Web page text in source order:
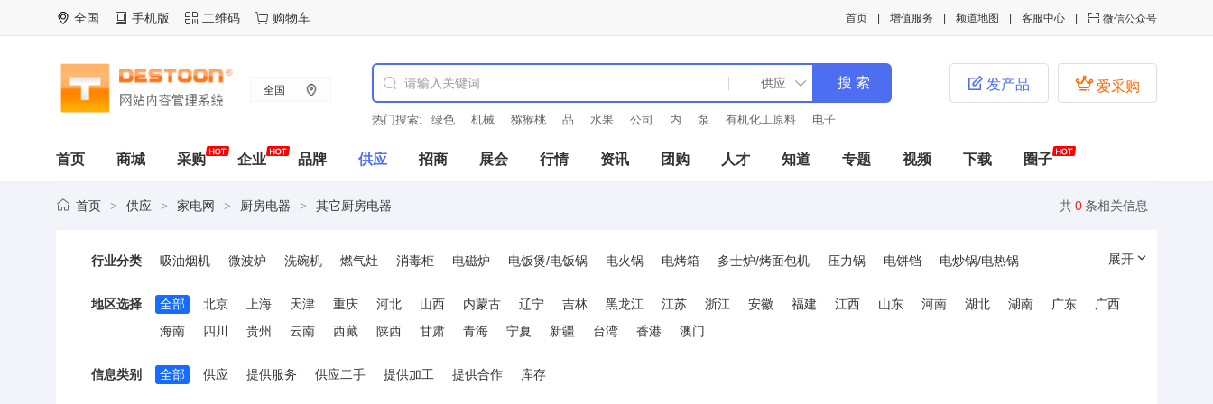
全国 手机版 二维码 购物车  微信公众号
客服中心
频道地图
增值服务
首页
全国
热门搜索: 绿色 机械 猕猴桃 品 水果 公司 内 泵 有机化工原料 电子
 爱采购
 发产品
首页 商城 采购 企业 品牌 供应 招商 展会 行情 资讯 团购 人才 知道 专题 视频 下载 圈子
共0条相关信息
首页 > 供应 > 家电网 > 厨房电器 > 其它厨房电器
行业分类 吸油烟机 微波炉 洗碗机 燃气灶 消毒柜 电磁炉 电饭煲/电饭锅 电火锅 电烤箱 多士炉/烤面包机 压力锅 电饼铛
电炒锅/电热锅
给皂液机
家用净水器 刨冰机 其它厨房电器
展开
地区选择 全部 北京 上海 天津 重庆 河北 山西 内蒙古 辽宁 吉林 黑龙江 江苏 浙江 安徽 福建 江西 山东 河南 湖北 湖南 广东
广西
海南
四川 贵州 云南 西藏 陕西 甘肃 青海 宁夏 新疆 台湾 香港 澳门
信息类别 全部 供应 提供服务 供应二手 提供加工 提供合作 库存